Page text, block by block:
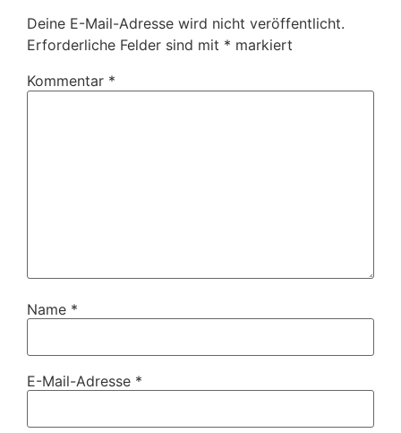
Deine E-Mail-Adresse wird nicht veröffentlicht.
Erforderliche Felder sind mit * markiert
Kommentar *
Name *
E-Mail-Adresse *